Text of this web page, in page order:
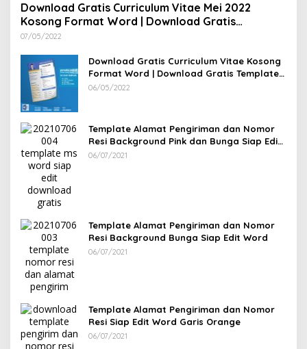
Download Gratis Curriculum Vitae Mei 2022
Kosong Format Word | Download Gratis
Template CV Lamaran Kerja Doc Bisa Diedit
07/05/2022
Download Gratis Curriculum Vitae Kosong
Format Word | Download Gratis Template
CV Lamaran Kerja Doc Mudah Diedit
06/05/2022
Template Alamat Pengiriman dan Nomor
Resi Background Pink dan Bunga Siap Edit
Word
06/07/2021
Template Alamat Pengiriman dan Nomor
Resi Background Bunga Siap Edit Word
06/07/2021
Template Alamat Pengiriman dan Nomor
Resi Siap Edit Word Garis Orange
06/07/2021